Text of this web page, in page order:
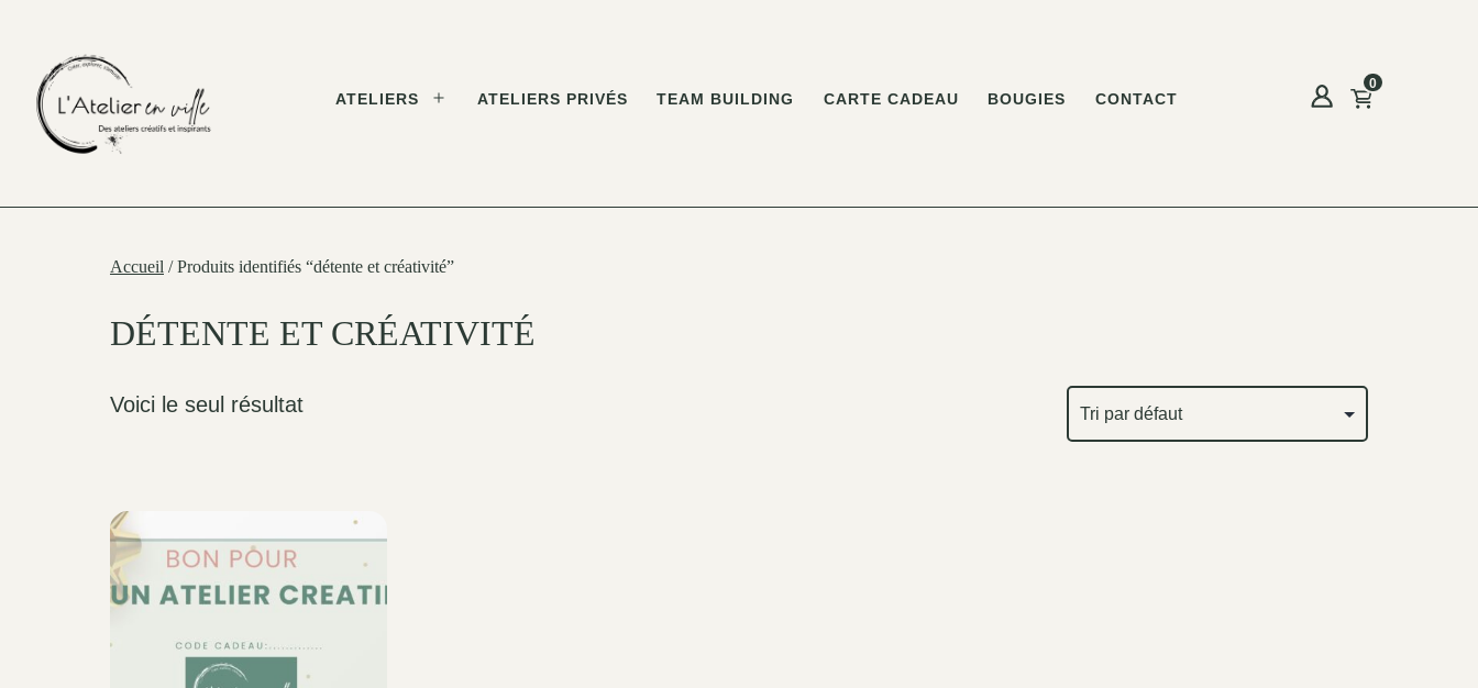
content
en
ATELIERS ATELIERS PRIVÉS TEAM BUILDING CARTE CADEAU BOUGIES CONTACT
0
Accueil / Produits identifiés “détente et créativité”
DÉTENTE ET CRÉATIVITÉ
Voici le seul résultat